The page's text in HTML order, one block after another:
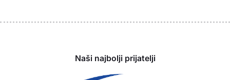
Naši najbolji prijatelji